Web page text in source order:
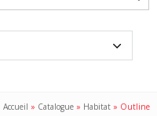
Accueil » Catalogue » Habitat » Outline